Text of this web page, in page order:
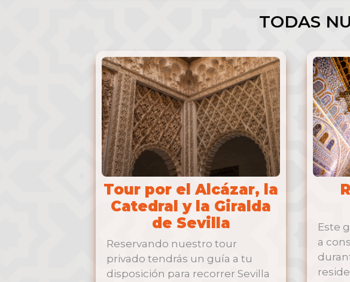
TODAS
Tour por el Alcázar, la
Catedral y la Giralda
de Sevilla
Reservando nuestro tour
privado tendrás un guía a tu
disposición para recorrer Sevilla
Este
a